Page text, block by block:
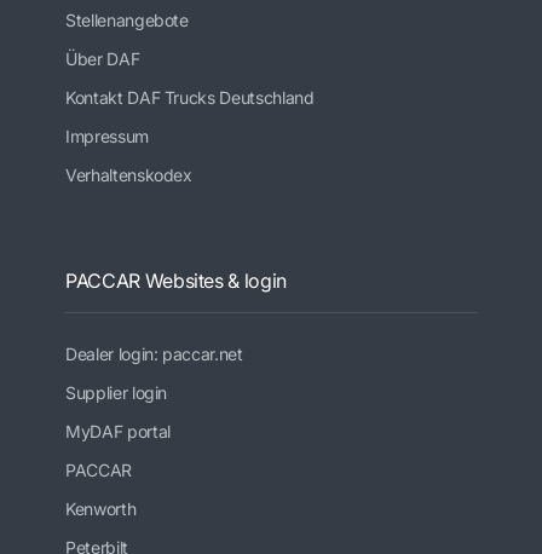
Stellenangebote
Über DAF
Kontakt DAF Trucks Deutschland
Impressum
Verhaltenskodex
PACCAR Websites & login
Dealer login: paccar.net
Supplier login
MyDAF portal
PACCAR
Kenworth
Peterbilt